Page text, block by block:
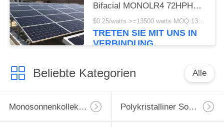
Bifacial MONOLR4 72HPH
450M Wholesale Longi
$0.25/watts >=13500 watts MOQ:13500 Watt
TRETEN SIE MIT UNS IN
VERBINDUNG
Beliebte Kategorien Alle
Monosonnenkollektor Polykristalliner Sonnenkollektor